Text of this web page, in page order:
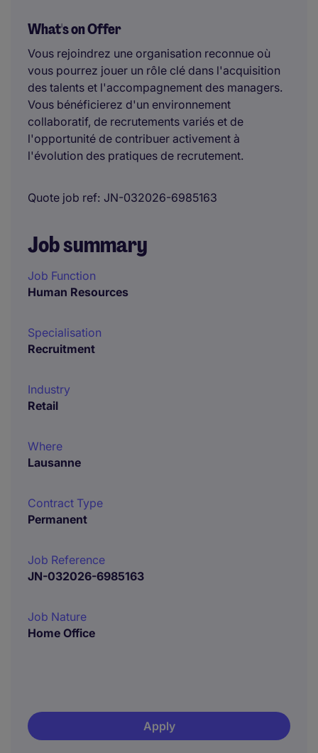
What's on Offer
Vous rejoindrez une organisation reconnue où
vous pourrez jouer un rôle clé dans l'acquisition
des talents et l'accompagnement des managers.
Vous bénéficierez d'un environnement
collaboratif, de recrutements variés et de
l'opportunité de contribuer activement à
l'évolution des pratiques de recrutement.
Quote job ref JN-032026-6985163
Job summary
Job Function
Human Resources
Specialisation
Recruitment
Industry
Retail
Where
Lausanne
Contract Type
Permanent
Job Reference
JN-032026-6985163
Job Nature
Home Office
Apply